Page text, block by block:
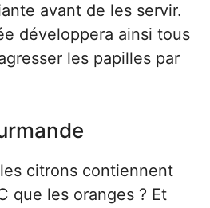
avant de les servir.
développera ainsi tous
les papilles par
citrons contiennent
que les oranges ? Et